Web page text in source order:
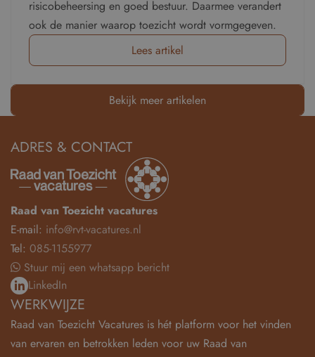
risicobeheersing en goed bestuur. Daarmee verandert
ook de manier waarop toezicht wordt vormgegeven.
Lees artikel
Bekijk meer artikelen
ADRES & CONTACT
Raad van Toezicht vacatures
E-mail: info@rvt-vacatures.nl
Tel: 085-1155977
Stuur mij een whatsapp bericht
LinkedIn
WERKWIJZE
Raad van Toezicht Vacatures is hét platform voor het vinden
van ervaren en betrokken leden voor uw Raad van